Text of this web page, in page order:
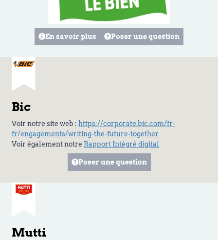
En savoir plus Poser une question
Bic
Voir notre site web : https://corporate.bic.com/fr-
fr/engagements/writing-the-future-together
Voir également notre Rapport Intégré digital
Poser une question
Mutti